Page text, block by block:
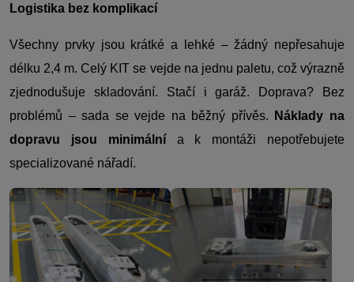
Logistika bez komplikací
Všechny prvky jsou krátké a lehké – žádný nepřesahuje
délku 2,4 m. Celý KIT se vejde na jednu paletu, což výrazně
zjednodušuje skladování. Stačí i garáž. Doprava? Bez
problémů – sada se vejde na běžný přívěs.
Náklady na
dopravu jsou minimálnía k montáži nepotřebujete
specializované nářadí.